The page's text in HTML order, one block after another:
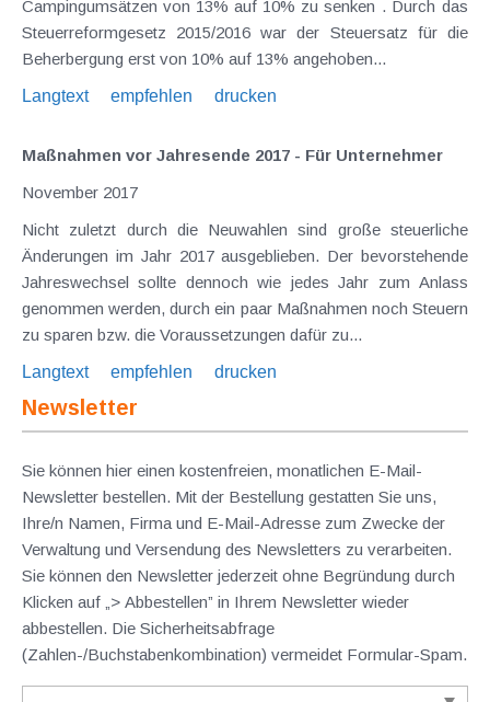
Campingumsätzen von 13% auf 10% zu senken . Durch das
Steuerreformgesetz 2015/2016 war der Steuersatz für die
Beherbergung erst von 10% auf 13% angehoben...
Langtext
empfehlen drucken
Maßnahmen vor Jahresende 2017 - Für Unternehmer
November 2017
Nicht zuletzt durch die Neuwahlen sind große steuerliche
Änderungen im Jahr 2017 ausgeblieben. Der bevorstehende
Jahreswechsel sollte dennoch wie jedes Jahr zum Anlass
genommen werden, durch ein paar Maßnahmen noch Steuern
zu sparen bzw. die Voraussetzungen dafür zu...
Langtext
empfehlen drucken
Newsletter
Sie können hier einen kostenfreien, monatlichen E-Mail-
Newsletter bestellen. Mit der Bestellung gestatten Sie uns,
Ihre/n Namen, Firma und E-Mail-Adresse zum Zwecke der
Verwaltung und Versendung des Newsletters zu verarbeiten.
Sie können den Newsletter jederzeit ohne Begründung durch
Klicken auf „> Abbestellen” in Ihrem Newsletter wieder
abbestellen. Die Sicherheitsabfrage
(Zahlen-/Buchstabenkombination) vermeidet Formular-Spam.